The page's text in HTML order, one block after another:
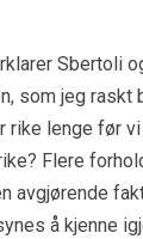
Sbertoli
som jeg raskt
rike lenge før
Flere
avgjørende
å kjenne